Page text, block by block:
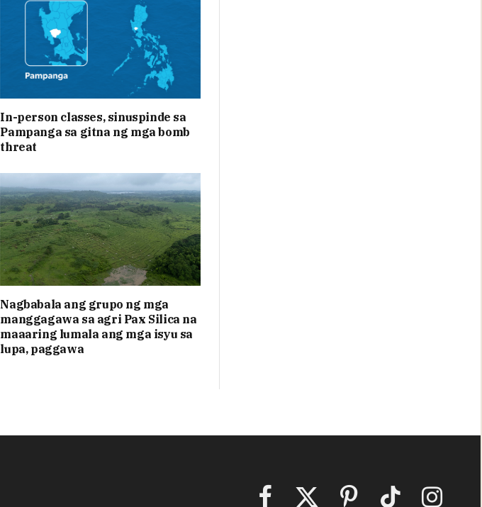
In-person classes, sinuspinde sa
Pampanga sa gitna ng mga bomb
threat
Nagbabala ang grupo ng mga
manggagawa sa agri Pax Silica na
maaaring lumala ang mga isyu sa
lupa, paggawa
Facebook
X PinterestTikTok Instagram